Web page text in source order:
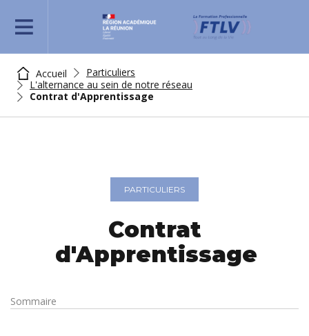
REJOIGNEZ-NOUS
Accueil
Particuliers
L'alternance au sein de notre réseau
Contrat d'Apprentissage
PARTICULIERS
Contrat
d'Apprentissage
Sommaire